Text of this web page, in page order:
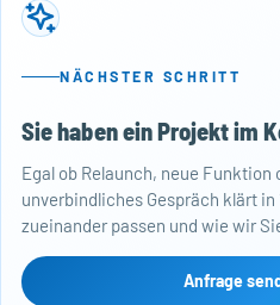
NÄCHSTER SCHRITT
Sie haben ein Projekt im
Egal ob Relaunch, neue Funktion
unverbindliches Gespräch klärt in
zueinander passen und wie wir
Anfrage